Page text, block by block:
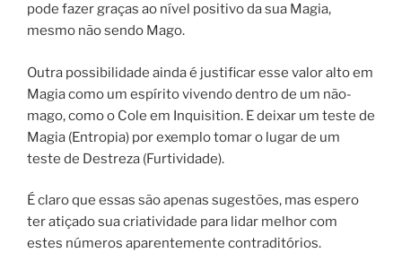
pode fazer graças ao nível positivo da sua Magia,
mesmo não sendo Mago.
Outra possibilidade ainda é justificar esse valor alto em
Magia como um espírito vivendo dentro de um não-
mago, como o Cole em Inquisition. E deixar um teste de
Magia (Entropia) por exemplo tomar o lugar de um
teste de Destreza (Furtividade).
É claro que essas são apenas sugestões, mas espero
ter atiçado sua criatividade para lidar melhor com
estes números aparentemente contraditórios.